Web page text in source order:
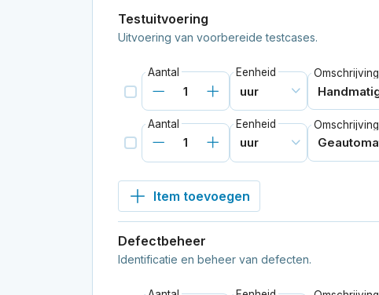
Testuitvoering
Uitvoering van voorbereide testcases.
Aantal Eenheid Omschrijving
Aantal Eenheid Omschrijving
Item toevoegen
Defectbeheer
Identificatie en beheer van defecten.